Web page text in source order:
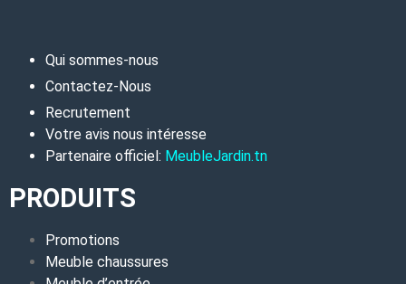
Qui sommes-nous
Contactez-Nous
Recrutement
Votre avis nous intéresse
Partenaire officiel: MeubleJardin.tn
PRODUITS
Promotions
Meuble chaussures